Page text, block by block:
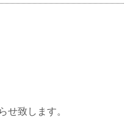
せ致します。